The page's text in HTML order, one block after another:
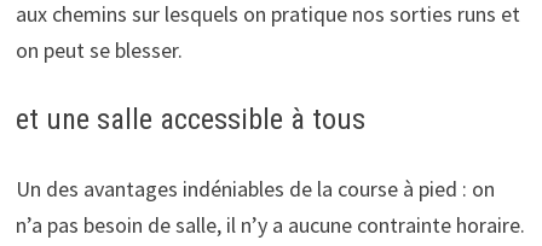
aux chemins sur lesquels on pratique nos sorties runs et
on peut se blesser.
et une salle accessible à tous
Un des avantages indéniables de la course à pied : on
n’a pas besoin de salle, il n’y a aucune contrainte horaire.